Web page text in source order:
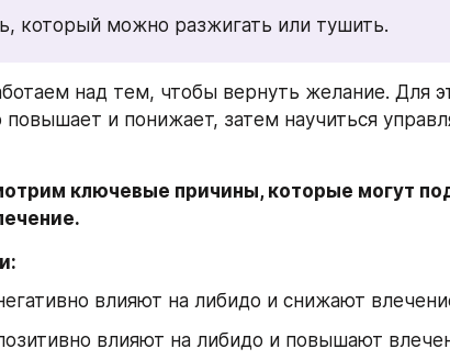
который можно разжигать или тушить.
над тем, чтобы вернуть желание. Для
и понижает, затем научиться
ключевые причины, которые могут
влияют на либидо и снижают
влияют на либидо и повышают